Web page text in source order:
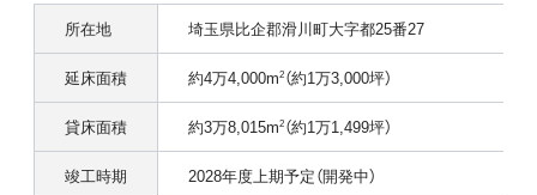
所在地 埼玉県比企郡滑川町大字都25番27
延床面積 約4万4,000m2（約1万3,000坪）
貸床面積 約3万8,015m2（約1万1,499坪）
竣工時期 2028年度上期予定（開発中）